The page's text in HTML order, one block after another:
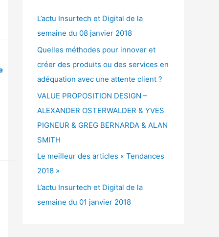
L’actu Insurtech et Digital de la
semaine du 08 janvier 2018
Quelles méthodes pour innover et
créer des produits ou des services en
adéquation avec une attente client ?
VALUE PROPOSITION DESIGN –
ALEXANDER OSTERWALDER & YVES
PIGNEUR & GREG BERNARDA & ALAN
SMITH
Le meilleur des articles « Tendances
2018 »
L’actu Insurtech et Digital de la
semaine du 01 janvier 2018